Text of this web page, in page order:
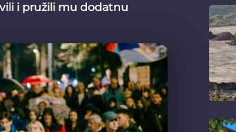
i pružili mu dodatnu